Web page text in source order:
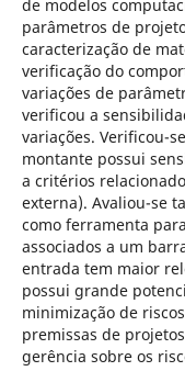
de modelos
parâmetros de
caracterização de
verificação do
variações de
verificou a
variações. Verificou-
montante possui
a critérios
externa). Avaliou-se
como ferramenta
associados a um
entrada tem maior
possui grande
minimização de
premissas de
gerência sobre os